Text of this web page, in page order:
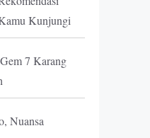
Kunjungi
7 Karang
Nuansa